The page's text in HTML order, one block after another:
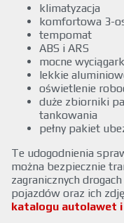
klimatyzacja
komfortowa 3-
tempomat
ABS i ARS
mocne
lekkie
oświetlenie
duże zbiorniki
tankowania
pełny pakiet
Te udogodnienia
można bezpiecznie
zagranicznych
pojazdów oraz ich
katalogu autolawet